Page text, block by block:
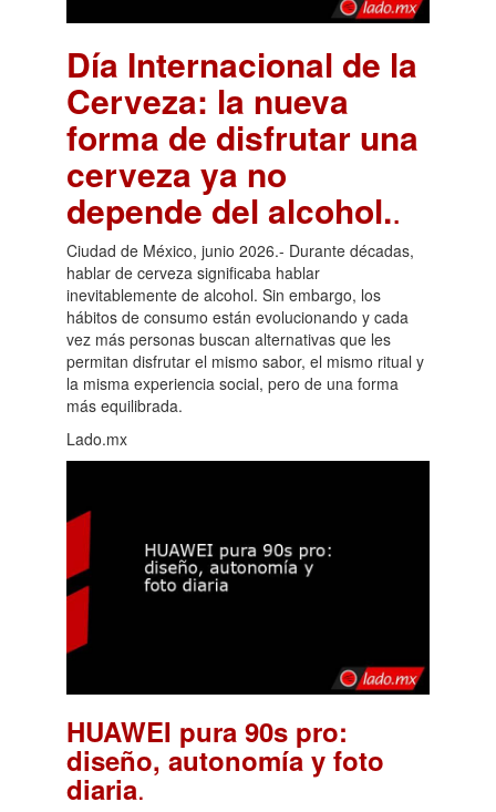
Día Internacional de la
Cerveza: la nueva
forma de disfrutar una
cerveza ya no
depende del alcohol..
Ciudad de México, junio 2026.- Durante décadas,
hablar de cerveza significaba hablar
inevitablemente de alcohol. Sin embargo, los
hábitos de consumo están evolucionando y cada
vez más personas buscan alternativas que les
permitan disfrutar el mismo sabor, el mismo ritual y
la misma experiencia social, pero de una forma
más equilibrada.
Lado.mx
HUAWEI pura 90s pro:
diseño, autonomía y foto
diaria.